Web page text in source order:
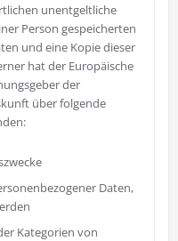
unentgeltliche
Person gespeicherten
und eine Kopie dieser
hat der Europäische
der
über folgende
Daten,
Kategorien von